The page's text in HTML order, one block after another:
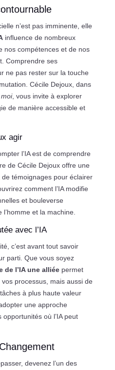
n’est pas imminente, elle
influence de nombreux
nos compétences et de nos
Comprendre ses
ne pas rester sur la touche
Cécile Dejoux, dans
moi, vous invite à explorer
de manière accessible et
agir
l’IA est de comprendre
de Cécile Dejoux offre une
de témoignages pour éclairer
comment l’IA modifie
et bouleverse
et la machine.
avec l’IA
c’est avant tout savoir
parti. Que vous soyez
de l’IA une alliéepermet
processus, mais aussi de
à plus haute valeur
une approche
opportunités où l’IA peut
devenez l’un des